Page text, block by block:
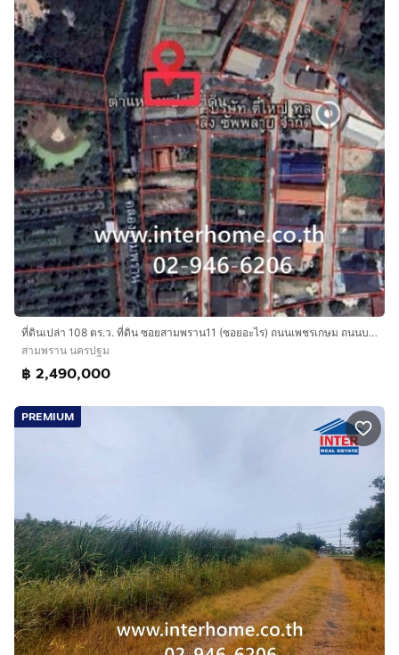
ที่ดินเปล่า 108 ตร.ว. ที่ดิน ซอยสามพราน11 (ซอยอะไร) ถนนเพชรเกษม ถนนบรมราชชนนี สามพราน นครปฐม
สามพราน นครปฐม
฿ 2,490,000
PREMIUM